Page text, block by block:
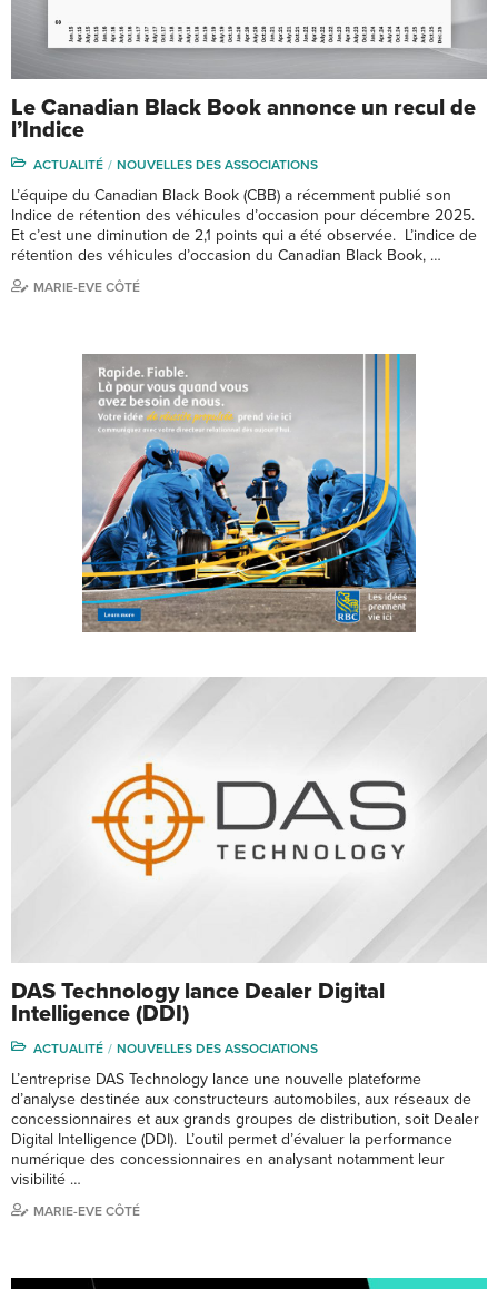
Le Canadian Black Book annonce un recul de
l’Indice
ACTUALITÉ NOUVELLES DES ASSOCIATIONS
L’équipe du Canadian Black Book (CBB) a récemment publié son
Indice de rétention des véhicules d’occasion pour décembre 2025.
Et c’est une diminution de 2,1 points qui a été observée. L’indice de
rétention des véhicules d’occasion du Canadian Black Book, …
MARIE-EVE CÔTÉ
DAS Technology lance Dealer Digital
Intelligence (DDI)
ACTUALITÉ NOUVELLES DES ASSOCIATIONS
L’entreprise DAS Technology lance une nouvelle plateforme
d’analyse destinée aux constructeurs automobiles, aux réseaux de
concessionnaires et aux grands groupes de distribution, soit Dealer
Digital Intelligence (DDI). L’outil permet d’évaluer la performance
numérique des concessionnaires en analysant notamment leur
visibilité …
MARIE-EVE CÔTÉ